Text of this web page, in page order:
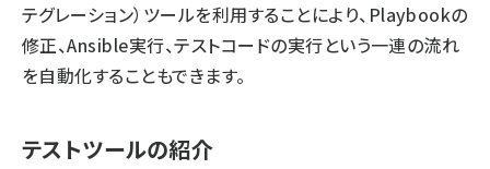
テグレーション）ツールを利用することにより、Playbookの
修正、Ansible実行、テストコードの実行という一連の流れ
を自動化することもできます。
テストツールの紹介